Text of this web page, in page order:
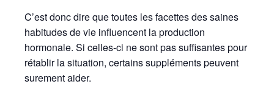
C’est donc dire que toutes les facettes des saines
habitudes de vie influencent la production
hormonale. Si celles-ci ne sont pas suffisantes pour
rétablir la situation, certains suppléments peuvent
surement aider.